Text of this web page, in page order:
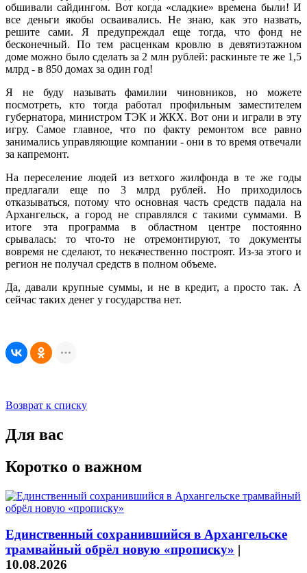
обшивали сайдингом. Вот когда «сладкие» времена были! И
все деньги якобы осваивались. Не знаю, как это назвать,
решите сами. Я предупреждал еще тогда, что фонд не
бесконечный. По тем расценкам кровлю в девятиэтажном
доме можно было сделать за 2 млн рублей: раскиньте те же 1,5
млрд - в 850 домах за один год!
Я не буду называть фамилии чиновников, но можете
посмотреть, кто тогда работал профильным заместителем
губернатора, министром ТЭК и ЖКХ. Вот они и играли в эту
игру. Самое главное, что по факту ремонтом все равно
занимались управляющие компании - они в то время отвечали
за капремонт.
На переселение людей из ветхого жилфонда в те же годы
предлагали еще по 3 млрд рублей. Но приходилось
отказываться, потому что основная часть средств падала на
Архангельск, а город не справлялся с такими суммами. В
итоге эта программа в областном центре постоянно
срывалась: то что-то не отремонтируют, то документы
вовремя не сделают, то некачественно построят. Из-за этого и
регион не получал средств в полном объеме.
Да, давали крупные суммы, и не в кредит, а просто так. А
сейчас таких денег у государства нет.
Возврат к списку
Для вас
Коротко о важном
Единственный сохранившийся в Архангельске
трамвайный обрёл новую «прописку» |
10.08.2026